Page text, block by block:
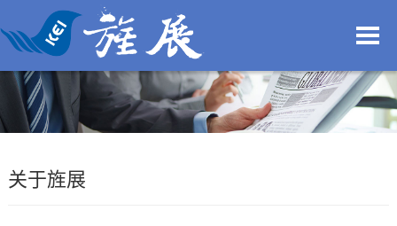
关于旌展